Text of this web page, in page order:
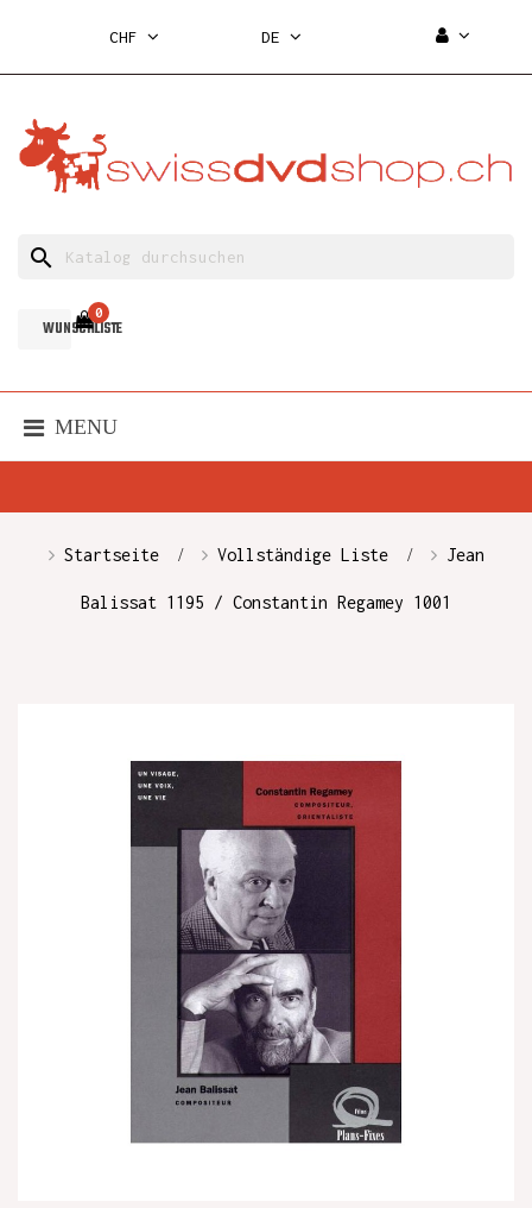
CHF DE
search
WUNSCHLISTE
0
MENU
Startseite Vollständige Liste Jean
Balissat 1195 / Constantin Regamey 1001